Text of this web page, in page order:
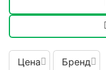
Цена Бренд